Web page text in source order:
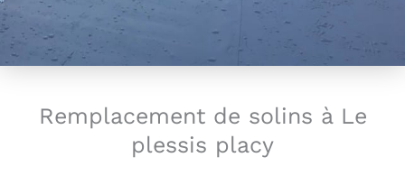
Remplacement de solins à Le
plessis placy